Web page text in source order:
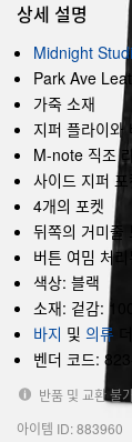
상세 설명
Midnight
Park Ave
가죽 소재
지퍼 플라이와
M-note 직조
사이드 지퍼 포켓
4개의 포켓
뒤쪽의 거미줄
버튼 여밈 처리
색상: 블랙
소재: 겉감:
바지 및 의류
벤더 코드:
반품 및 교환 불
아이템 ID: 883960